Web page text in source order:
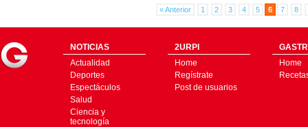
« Anterior 1 2 3 4 5 6 7 8
NOTICIAS
Actualidad
Deportes
Espectáculos
Salud
Ciencia y
tecnología
2URPI
Home
Regístrate
Post de usuarios
Home